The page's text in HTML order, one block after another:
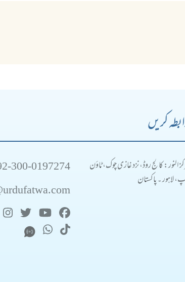
کریں
النور: کالج روڈ، نزد غازی چوک، ٹاؤن
لاہور ۔ پاکستان
300-0197274